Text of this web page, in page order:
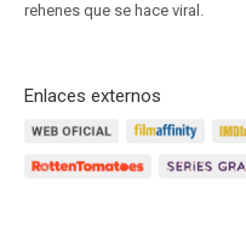
rehenes que se hace viral.
Enlaces externos